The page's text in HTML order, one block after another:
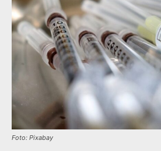
Foto: Pixabay